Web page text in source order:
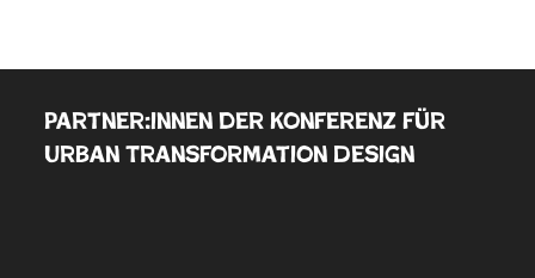
Partner:innen der Konferenz für
Urban Transformation Design